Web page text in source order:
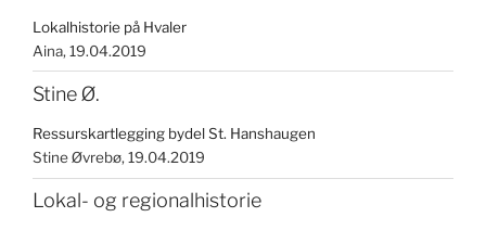
Lokalhistorie på Hvaler
Aina 19.04.2019
Stine Ø.
Ressurskartlegging bydel St. Hanshaugen
Stine Øvrebø 19.04.2019
Lokal- og regionalhistorie